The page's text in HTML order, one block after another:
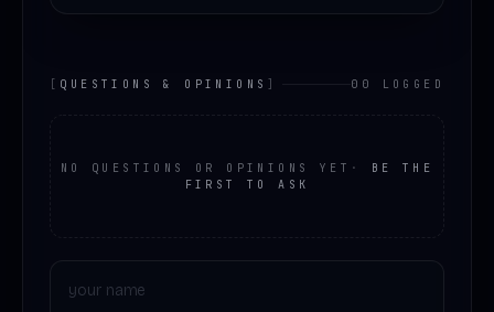
[ QUESTIONS & OPINIONS ] 00 LOGGED
NO QUESTIONS OR OPINIONS YET ·
BE THE
FIRST TO ASK